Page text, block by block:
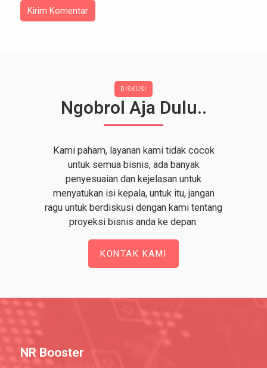
DISKUSI
Ngobrol Aja Dulu..
Kami paham, layanan kami tidak cocok
untuk semua bisnis, ada banyak
penyesuaian dan kejelasan untuk
menyatukan isi kepala, untuk itu, jangan
ragu untuk berdiskusi dengan kami tentang
proyeksi bisnis anda ke depan.
KONTAK KAMI
NR Booster